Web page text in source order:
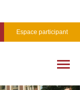
Dropdown
Espace participant